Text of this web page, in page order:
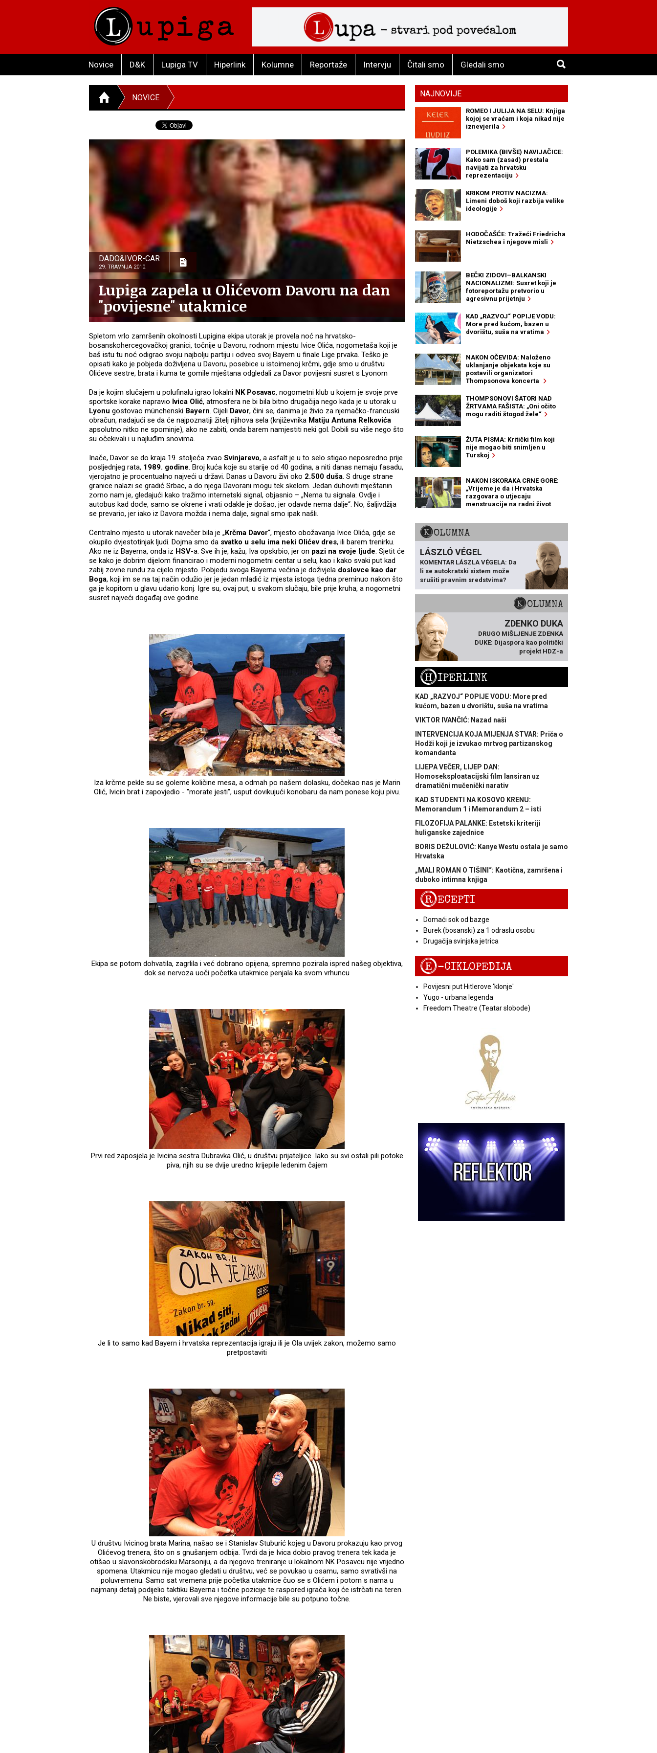
Novice D&K Lupiga TV Hiperlink Kolumne Reportaže Intervju Čitali smo Gledali smo
NOVICE
DADO&IVOR-CAR
29. TRAVNJA 2010.
Lupiga zapela u Olićevom Davoru na dan
"povijesne" utakmice
Spletom vrlo zamršenih okolnosti Lupigina ekipa utorak je provela noć na hrvatsko-
bosanskohercegovačkoj granici, točnije u Davoru, rodnom mjestu Ivice Olića, nogometaša koji je
baš istu tu noć odigrao svoju najbolju partiju i odveo svoj Bayern u finale Lige prvaka. Teško je
opisati kako je pobjeda doživljena u Davoru, posebice u istoimenoj krčmi, gdje smo u društvu
Olićeve sestre, brata i kuma te gomile mještana odgledali za Davor povijesni susret s Lyonom
Da je kojim slučajem u polufinalu igrao lokalni NK Posavac, nogometni klub u kojem je svoje prve
sportske korake napravio Ivica Olić, atmosfera ne bi bila bitno drugačija nego kada je u utorak u
Lyonu gostovao münchenski Bayern. Cijeli Davor, čini se, danima je živio za njemačko-francuski
obračun, nadajući se da će najpoznatiji žitelj njihova sela (književnika Matiju Antuna Relkovića
apsolutno nitko ne spominje), ako ne zabiti, onda barem namjestiti neki gol. Dobili su više nego što
su očekivali i u najluđim snovima.
Inače, Davor se do kraja 19. stoljeća zvao Svinjarevo, a asfalt je u to selo stigao neposredno prije
posljednjeg rata, 1989. godine. Broj kuća koje su starije od 40 godina, a niti danas nemaju fasadu,
vjerojatno je procentualno najveći u državi. Danas u Davoru živi oko 2.500 duša. S druge strane
granice nalazi se gradić Srbac, a do njega Davorani mogu tek skelom. Jedan duhoviti mještanin
zorno nam je, gledajući kako tražimo internetski signal, objasnio – „Nema tu signala. Ovdje i
autobus kad dođe, samo se okrene i vrati odakle je došao, jer odavde nema dalje“. No, šaljivdžija
se prevario, jer iako iz Davora možda i nema dalje, signal smo ipak našli.
Centralno mjesto u utorak navečer bila je „Krčma Davor“, mjesto obožavanja Ivice Olića, gdje se
okupilo dvjestotinjak ljudi. Dojma smo da svatko u selu ima neki Olićev dres, ili barem trenirku.
Ako ne iz Bayerna, onda iz HSV-a. Sve ih je, kažu, Iva opskrbio, jer on pazi na svoje ljude. Sjetit će
se kako je dobrim dijelom financirao i moderni nogometni centar u selu, kao i kako svaki put kad
zabij zovne rundu za cijelo mjesto. Pobjedu svoga Bayerna većina je doživjela doslovce kao dar
Boga, koji im se na taj način odužio jer je jedan mladić iz mjesta istoga tjedna preminuo nakon što
ga je kopitom u glavu udario konj. Igre su, ovaj put, u svakom slučaju, bile prije kruha, a nogometni
susret najveći događaj ove godine.
Iza krčme pekle su se goleme količine mesa, a odmah po našem dolasku, dočekao nas je Marin
Olić, Ivicin brat i zapovjedio - "morate jesti", usput dovikujući konobaru da nam ponese koju pivu.
Ekipa se potom dohvatila, zagrlila i već dobrano opijena, spremno pozirala ispred našeg objektiva,
dok se nervoza uoči početka utakmice penjala ka svom vrhuncu
Prvi red zaposjela je Ivicina sestra Dubravka Olić, u društvu prijateljice. Iako su svi ostali pili potoke
piva, njih su se dvije uredno krijepile ledenim čajem
Je li to samo kad Bayern i hrvatska reprezentacija igraju ili je Ola uvijek zakon, možemo samo
pretpostaviti
U društvu Ivicinog brata Marina, našao se i Stanislav Stuburić kojeg u Davoru prokazuju kao prvog
Olićevog trenera, što on s gnušanjem odbija. Tvrdi da je Ivica dobio pravog trenera tek kada je
otišao u slavonskobrodsku Marsoniju, a da njegovo treniranje u lokalnom NK Posavcu nije vrijedno
spomena. Utakmicu nije mogao gledati u društvu, već se povukao u osamu, samo svrativši na
poluvremenu. Samo sat vremena prije početka utakmice čuo se s Olićem i potom s nama u
najmanji detalj podijelio taktiku Bayerna i točne pozicije te raspored igrača koji će istrčati na teren.
Ne biste, vjerovali sve njegove informacije bile su potpuno točne.
NAJNOVIJE
ROMEO I JULIJA NA SELU: Knjiga
kojoj se vraćam i koja nikad nije
iznevjerila
POLEMIKA (BIVŠE) NAVIJAČICE:
Kako sam (zasad) prestala
navijati za hrvatsku
reprezentaciju
KRIKOM PROTIV NACIZMA:
Limeni doboš koji razbija velike
ideologije
HODOČAŠĆE: Tražeći Friedricha
Nietzschea i njegove misli
BEČKI ZIDOVI–BALKANSKI
NACIONALIZMI: Susret koji je
fotoreportažu pretvorio u
agresivnu prijetnju
KAD „RAZVOJ“ POPIJE VODU:
More pred kućom, bazen u
dvorištu, suša na vratima
NAKON OČEVIDA: Naloženo
uklanjanje objekata koje su
postavili organizatori
Thompsonova koncerta
THOMPSONOVI ŠATORI NAD
ŽRTVAMA FAŠISTA: „Oni očito
mogu raditi štogod žele“
ŽUTA PISMA: Kritički film koji
nije mogao biti snimljen u
Turskoj
NAKON ISKORAKA CRNE GORE:
„Vrijeme je da i Hrvatska
razgovara o utjecaju
menstruacije na radni život
KOLUMNA
LÁSZLÓ VÉGEL
KOMENTAR LÁSZLA VÉGELA: Da
li se autokratski sistem može
srušiti pravnim sredstvima?
KOLUMNA
ZDENKO DUKA
DRUGO MIŠLJENJE ZDENKA
DUKE: Dijaspora kao politički
projekt HDZ-a
HIPERLINK
KAD „RAZVOJ“ POPIJE VODU: More pred
kućom, bazen u dvorištu, suša na vratima
VIKTOR IVANČIĆ: Nazad naši
INTERVENCIJA KOJA MIJENJA STVAR: Priča o
Hodži koji je izvukao mrtvog partizanskog
komandanta
LIJEPA VEČER, LIJEP DAN:
Homoseksploatacijski film lansiran uz
dramatični mučenički narativ
KAD STUDENTI NA KOSOVO KRENU:
Memorandum 1 i Memorandum 2 – isti
FILOZOFIJA PALANKE: Estetski kriteriji
huliganske zajednice
BORIS DEŽULOVIĆ: Kanye Westu ostala je samo
Hrvatska
„MALI ROMAN O TIŠINI“: Kaotična, zamršena i
duboko intimna knjiga
RECEPTI
Domaći sok od bazge
Burek (bosanski) za 1 odraslu osobu
Drugačija svinjska jetrica
E-CIKLOPEDIJA
Povijesni put Hitlerove 'klonje'
Yugo - urbana legenda
Freedom Theatre (Teatar slobode)